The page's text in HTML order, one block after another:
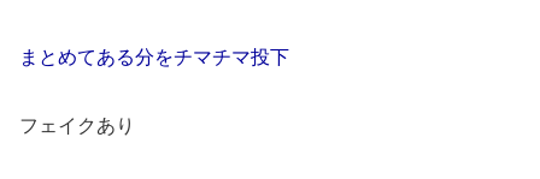
まとめてある分をチマチマ投下
フェイクあり